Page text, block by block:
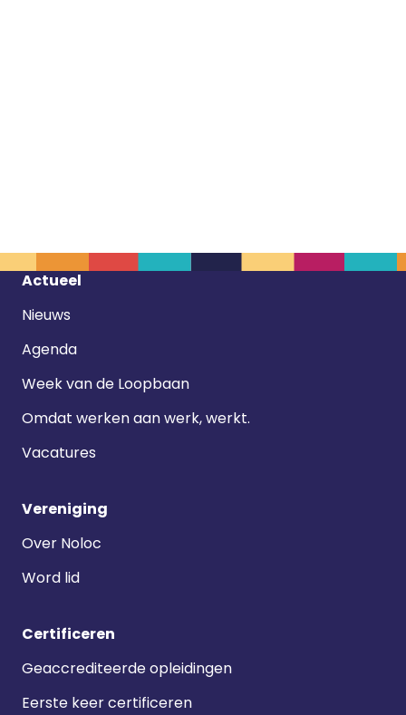
Footer
Actueel
Nieuws
Agenda
Week van de Loopbaan
Omdat werken aan werk, werkt.
Vacatures
Vereniging
Over Noloc
Word lid
Certificeren
Geaccrediteerde opleidingen
Eerste keer certificeren